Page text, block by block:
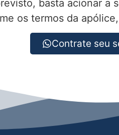
basta acionar
os termos da
Contrate seu